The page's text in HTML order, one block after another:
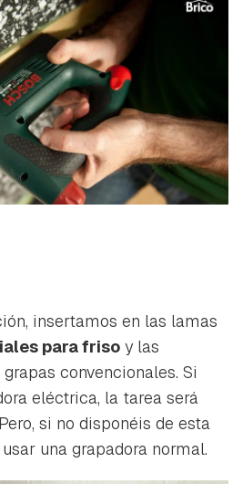
insertamos en las lamas
para friso y las
convencionales. Si
eléctrica, la tarea será
si no disponéis de esta
una grapadora normal.